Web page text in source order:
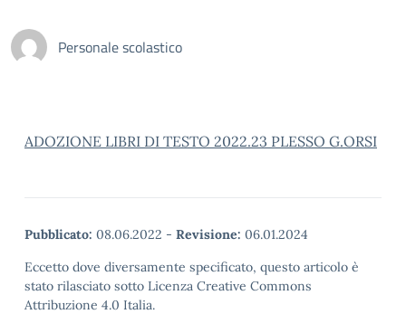
Personale scolastico
ADOZIONE LIBRI DI TESTO 2022.23 PLESSO G.ORSI
Pubblicato: 08.06.2022 - Revisione: 06.01.2024
Eccetto dove diversamente specificato, questo articolo è
stato rilasciato sotto Licenza Creative Commons
Attribuzione 4.0 Italia.